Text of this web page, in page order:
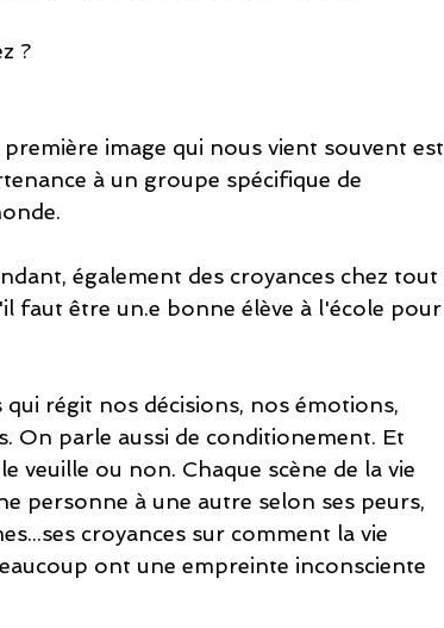
?
image qui nous vient souvent est
à un groupe spécifique de
également des croyances chez tout
faut être un.e bonne élève à l'école pour
régit nos décisions, nos émotions,
On parle aussi de conditionement. Et
veuille ou non. Chaque scène de la vie
personne à une autre selon ses peurs,
croyances sur comment la vie
ont une empreinte inconsciente